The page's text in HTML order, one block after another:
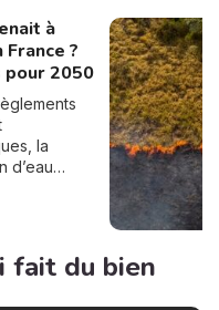
à
France ?
2050
la
d’eau
en
En
par
fait du bien